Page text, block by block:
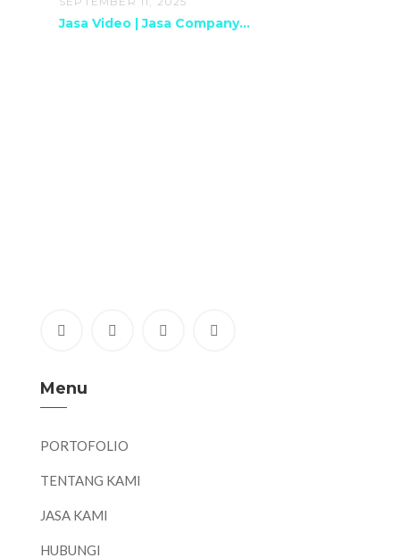
Jasa Video | Jasa Company...
Menu
PORTOFOLIO
TENTANG KAMI
JASA KAMI
HUBUNGI